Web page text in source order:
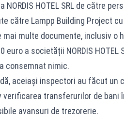
NORDIS HOTEL SRL de către
către Lampp Building Project
multe documente, inclusiv o
euro a societății NORDIS
consemnat nimic.
aceiași inspectori au făcut un
verificarea transferurilor de
avansuri de trezorerie.